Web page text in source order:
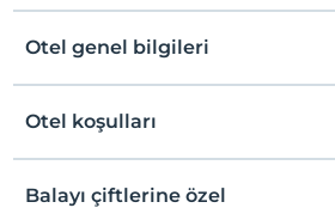
Otel genel bilgileri
Ücretsiz Wi-fi
Otel koşulları
Check/in
En erken saat 14:00 ve sonrası
Balayı çiftlerine özel